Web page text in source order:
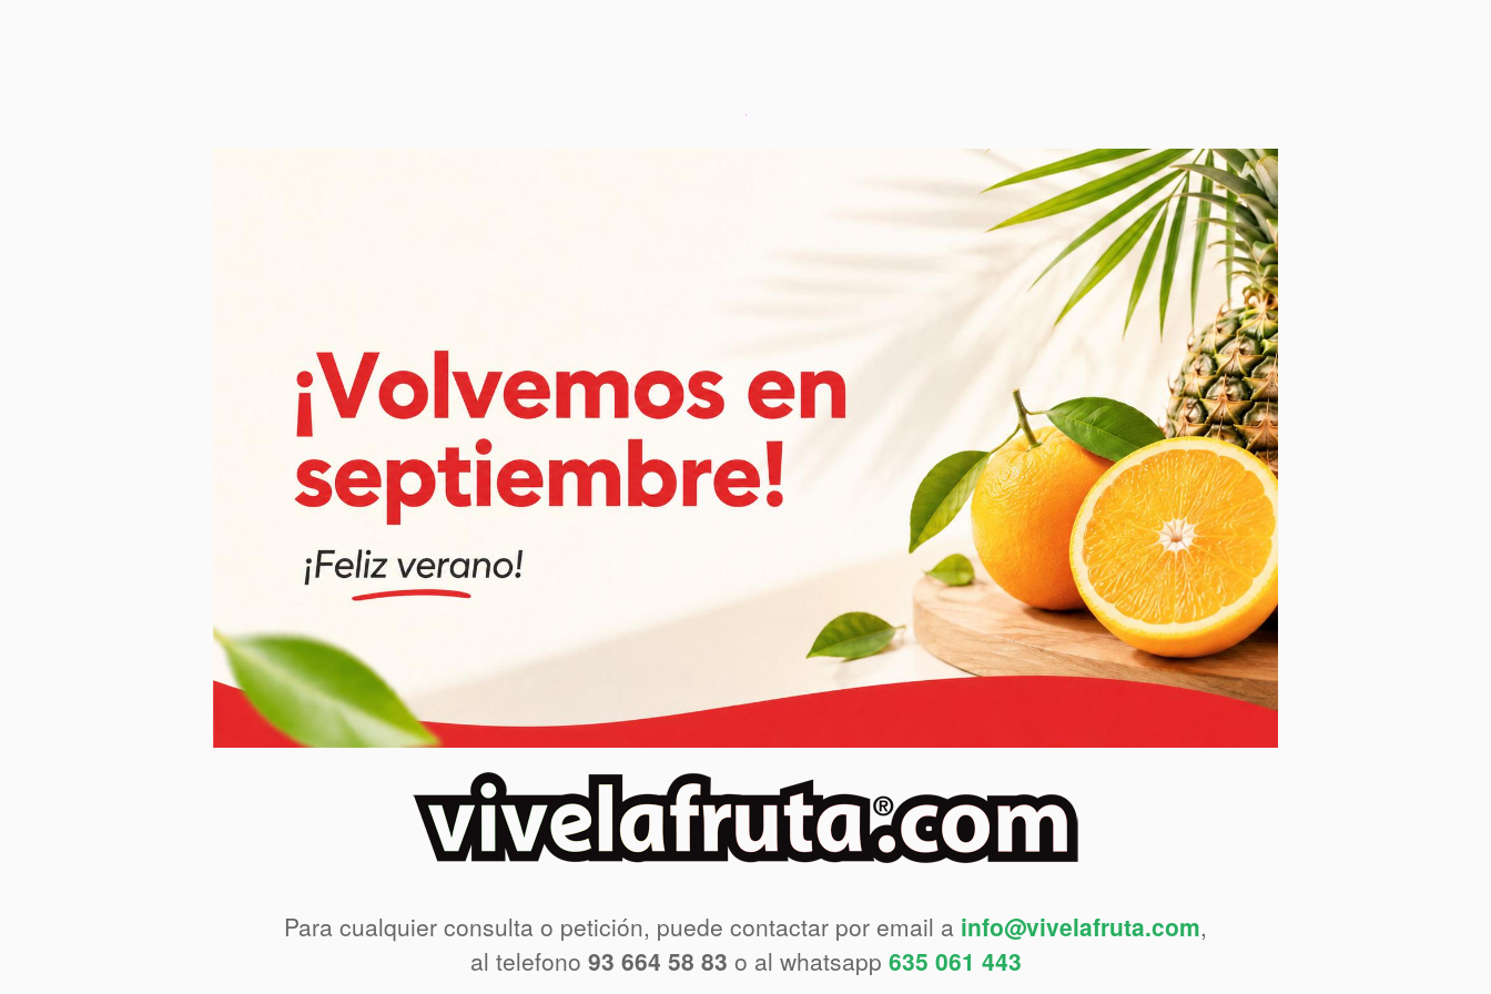
Para cualquier consulta o petición, puede contactar por email a info@vivelafruta.com,
al telefono 93 664 58 83 o al whatsapp 635 061 443